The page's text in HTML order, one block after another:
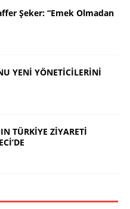
Şeker: “Emek Olmadan
YENİ YÖNETİCİLERİNİ
TÜRKİYE ZİYARETİ